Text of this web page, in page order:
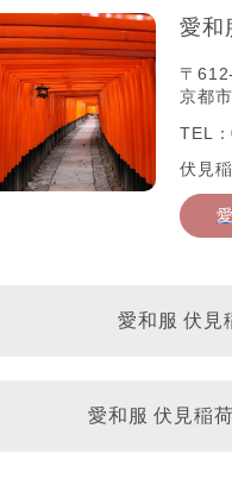
愛和
〒
京都
TEL
伏見
愛和服 伏見
愛和服 伏見稲